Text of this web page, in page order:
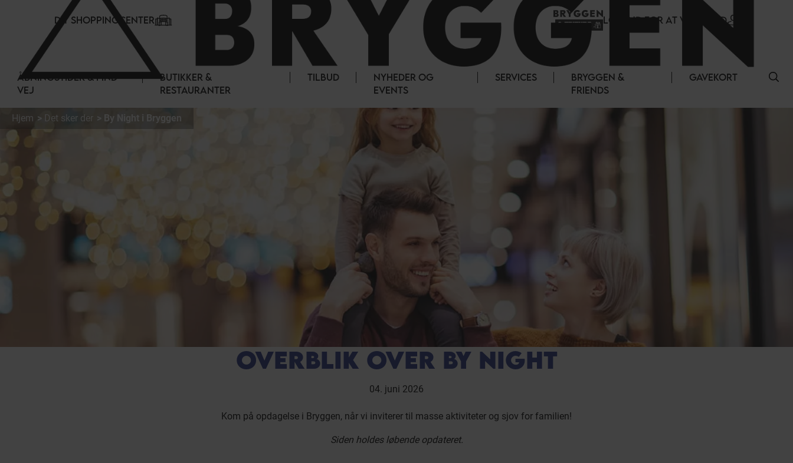
DIT SHOPPINGCENTER LOG IND FOR AT VÆRE MED
ÅBNINGSTIDER & FIND
VEJ
BUTIKKER &
RESTAURANTER
TILBUD
NYHEDER OG
EVENTS
SERVICES
BRYGGEN &
FRIENDS
GAVEKORT
Hjem Det sker der By Night i Bryggen
OVERBLIK OVER BY NIGHT
04. juni 2026
Kom på opdagelse i Bryggen, når vi inviterer til masse aktiviteter og sjov for familien!
Siden holdes løbende opdateret.
CCookie-styringspanel